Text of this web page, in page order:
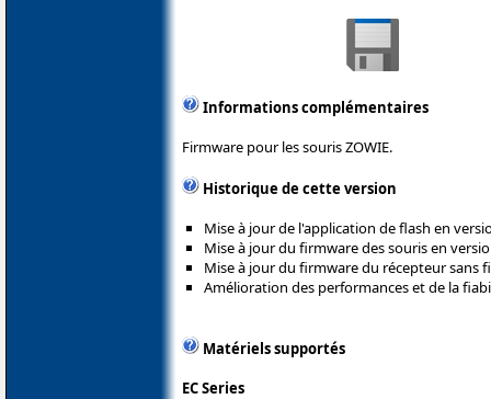
Informations complémentaires
Firmware pour les souris ZOWIE.
Historique de cette version
Mise à jour de l'application de flash en
Mise à jour du firmware des souris en
Mise à jour du firmware du récepteur sans
Amélioration des performances et de la
Matériels supportés
EC Series